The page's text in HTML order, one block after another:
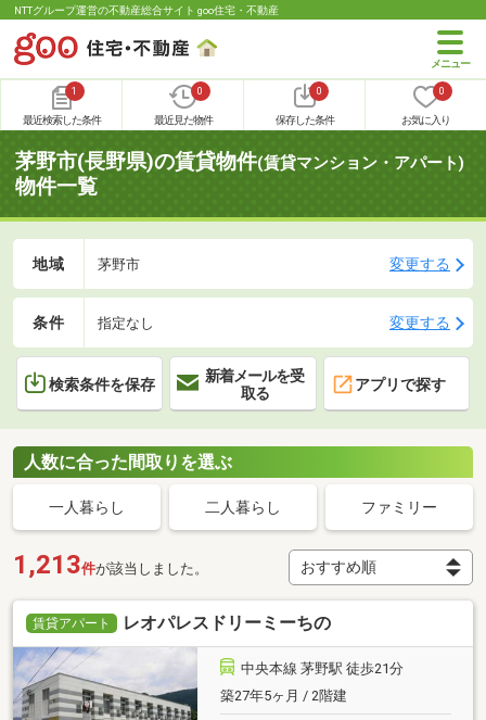
NTTグループ運営の不動産総合サイト goo住宅・不動産
1
最近検索した条件
0
最近見た物件
0
保存した条件
0
お気に入り
茅野市(長野県)の賃貸物件(賃貸マンション・アパート)
物件一覧
地域 茅野市 変更する
条件 指定なし 変更する
検索条件を保存
新着メールを受
取る
アプリで探す
人数に合った間取りを選ぶ
一人暮らし 二人暮らし ファミリー
1,213件が該当しました。
賃貸アパート レオパレスドリーミーちの
中央本線 茅野駅 徒歩21分
築27年5ヶ月 / 2階建